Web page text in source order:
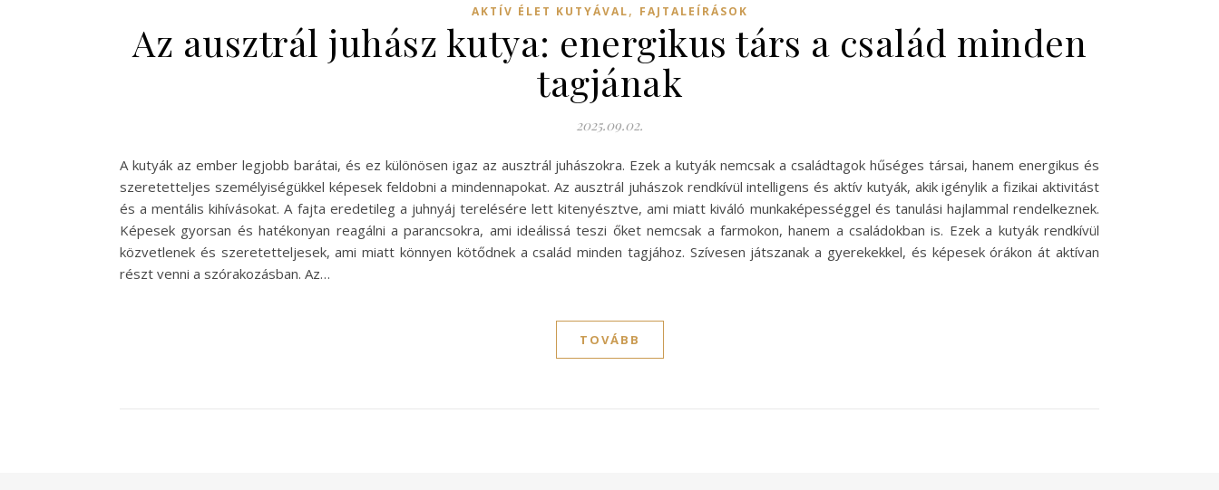
AKTÍV ÉLET KUTYÁVAL, FAJTALEÍRÁSOK
Az ausztrál juhász kutya: energikus társ a család minden
tagjának
2025.09.02.
A kutyák az ember legjobb barátai, és ez különösen igaz az ausztrál juhászokra. Ezek a kutyák nemcsak a családtagok hűséges társai, hanem energikus és
szeretetteljes személyiségükkel képesek feldobni a mindennapokat. Az ausztrál juhászok rendkívül intelligens és aktív kutyák, akik igénylik a fizikai aktivitást
és a mentális kihívásokat. A fajta eredetileg a juhnyáj terelésére lett kitenyésztve, ami miatt kiváló munkaképességgel és tanulási hajlammal rendelkeznek.
Képesek gyorsan és hatékonyan reagálni a parancsokra, ami ideálissá teszi őket nemcsak a farmokon, hanem a családokban is. Ezek a kutyák rendkívül
közvetlenek és szeretetteljesek, ami miatt könnyen kötődnek a család minden tagjához. Szívesen játszanak a gyerekekkel, és képesek órákon át aktívan
részt venni a szórakozásban. Az…
TOVÁBB